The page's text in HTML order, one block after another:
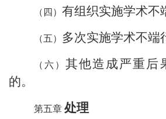
有组织实施学术不
多次实施学术不端
其他造成严重后
的。
处理